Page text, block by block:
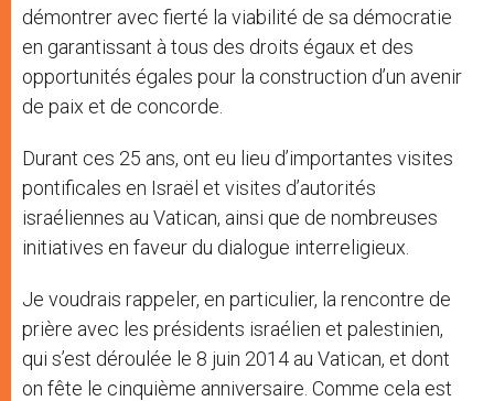
démontrer avec fierté la viabilité de sa démocratie
en garantissant à tous des droits égaux et des
opportunités égales pour la construction d’un avenir
de paix et de concorde.
Durant ces 25 ans, ont eu lieu d’importantes visites
pontificales en Israël et visites d’autorités
israéliennes au Vatican, ainsi que de nombreuses
initiatives en faveur du dialogue interreligieux.
Je voudrais rappeler, en particulier, la rencontre de
prière avec les présidents israélien et palestinien,
qui s’est déroulée le 8 juin 2014 au Vatican, et dont
on fête le cinquième anniversaire. Comme cela est